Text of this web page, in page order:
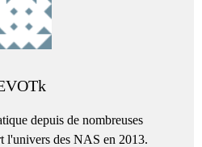
depuis de nombreuses
l'univers des NAS en 2013.